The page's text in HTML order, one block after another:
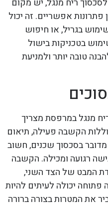
ריח מנגל, יש מקום
אפשריים. זה יכול
בגריל, או חיפוש
בטכניקות בישול
טובה יותר ולמניעת
מנגל במרפסת מצריך
הקשבה פעילה, תיאום
בסכסוך שכנים, חשוב
רגועה ומכילה. הקשבה
המבט של הצד השני,
יכולה לעיתים להיות
את המטרות בצורה ברורה